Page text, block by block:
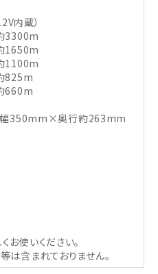
内蔵）
3300m
1650m
1100m
825m
660m
幅350mm×奥行約263mm
お使いください。
は含まれておりません。